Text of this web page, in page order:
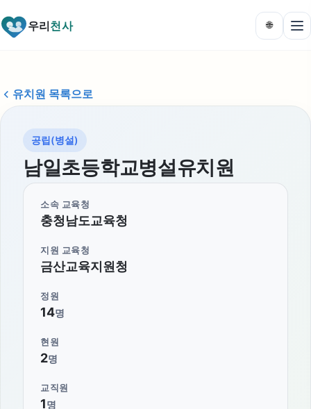
우리천사 🌐
유치원 목록으로
공립(병설)
남일초등학교병설유치원
소속 교육청
충청남도교육청
지원 교육청
금산교육지원청
정원
14명
현원
2명
교직원
1명